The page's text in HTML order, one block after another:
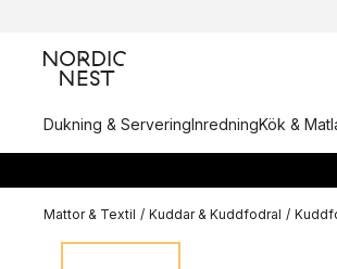
Dukning & ServeringInredningKök &
Mattor & Textil / Kuddar & Kuddfodral /